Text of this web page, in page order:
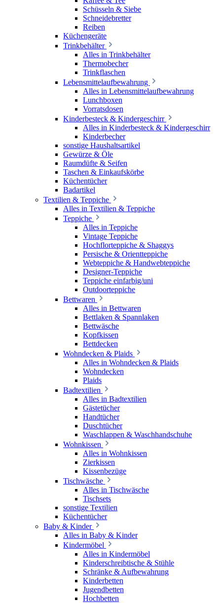
Schüsseln & Siebe
Schneidebretter
Reiben
Küchengeräte
Trinkbehälter
Alles in Trinkbehälter
Thermobecher
Trinkflaschen
Lebensmittelaufbewahrung
Alles in Lebensmittelaufbewahrung
Lunchboxen
Vorratsdosen
Kinderbesteck & Kindergeschirr
Alles in Kinderbesteck & Kindergeschirr
Kinderbecher
sonstige Haushaltsartikel
Gewürze & Öle
Raumdüfte & Seifen
Taschen & Einkaufskörbe
Küchentücher
Badartikel
Textilien & Teppiche
Alles in Textilien & Teppiche
Teppiche
Alles in Teppiche
Vintage Teppiche
Hochflorteppiche & Shaggys
Persische & Orientteppiche
Webteppiche & Handwebteppiche
Designer-Teppiche
Teppiche einfarbig/uni
Outdoorteppiche
Bettwaren
Alles in Bettwaren
Bettlaken & Spannlaken
Bettwäsche
Kopfkissen
Bettdecken
Wohndecken & Plaids
Alles in Wohndecken & Plaids
Wohndecken
Plaids
Badtextilien
Alles in Badtextilien
Gästetücher
Handtücher
Duschtücher
Waschlappen & Waschhandschuhe
Wohnkissen
Alles in Wohnkissen
Zierkissen
Kissenbezüge
Tischwäsche
Alles in Tischwäsche
Tischsets
sonstige Textilien
Küchentücher
Baby & Kinder
Alles in Baby & Kinder
Kindermöbel
Alles in Kindermöbel
Kinderschreibtische & Stühle
Schränke & Aufbewahrung
Kinderbetten
Jugendbetten
Hochbetten